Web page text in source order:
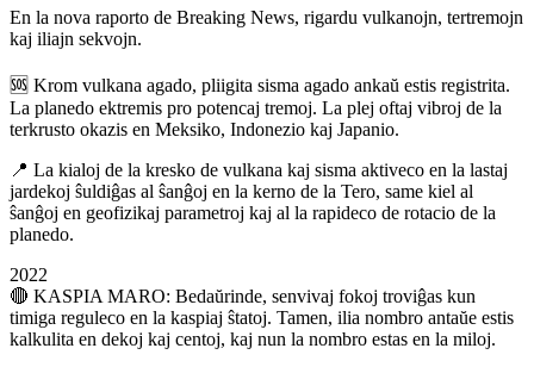
En la nova raporto de Breaking News, rigardu vulkanojn, tertremojn
kaj iliajn sekvojn.
🆘 Krom vulkana agado, pliigita sisma agado ankaŭ estis registrita.
La planedo ektremis pro potencaj tremoj. La plej oftaj vibroj de la
terkrusto okazis en Meksiko, Indonezio kaj Japanio.
📍 La kialoj de la kresko de vulkana kaj sisma aktiveco en la lastaj
jardekoj ŝuldiĝas al ŝanĝoj en la kerno de la Tero, same kiel al
ŝanĝoj en geofizikaj parametroj kaj al la rapideco de rotacio de la
planedo.
2022
🔴 KASPIA MARO: Bedaŭrinde, senvivaj fokoj troviĝas kun
timiga reguleco en la kaspiaj ŝtatoj. Tamen, ilia nombro antaŭe estis
kalkulita en dekoj kaj centoj, kaj nun la nombro estas en la miloj.